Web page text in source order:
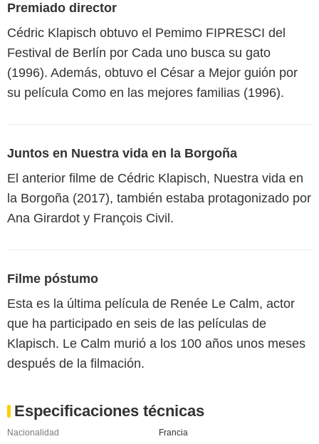
Premiado director
Cédric Klapisch obtuvo el Pemimo FIPRESCI del
Festival de Berlín por Cada uno busca su gato
(1996). Además, obtuvo el César a Mejor guión por
su película Como en las mejores familias (1996).
Juntos en Nuestra vida en la Borgoña
El anterior filme de Cédric Klapisch, Nuestra vida en
la Borgoña (2017), también estaba protagonizado por
Ana Girardot y François Civil.
Filme póstumo
Esta es la última película de Renée Le Calm, actor
que ha participado en seis de las películas de
Klapisch. Le Calm murió a los 100 años unos meses
después de la filmación.
Especificaciones técnicas
Nacionalidad
Francia